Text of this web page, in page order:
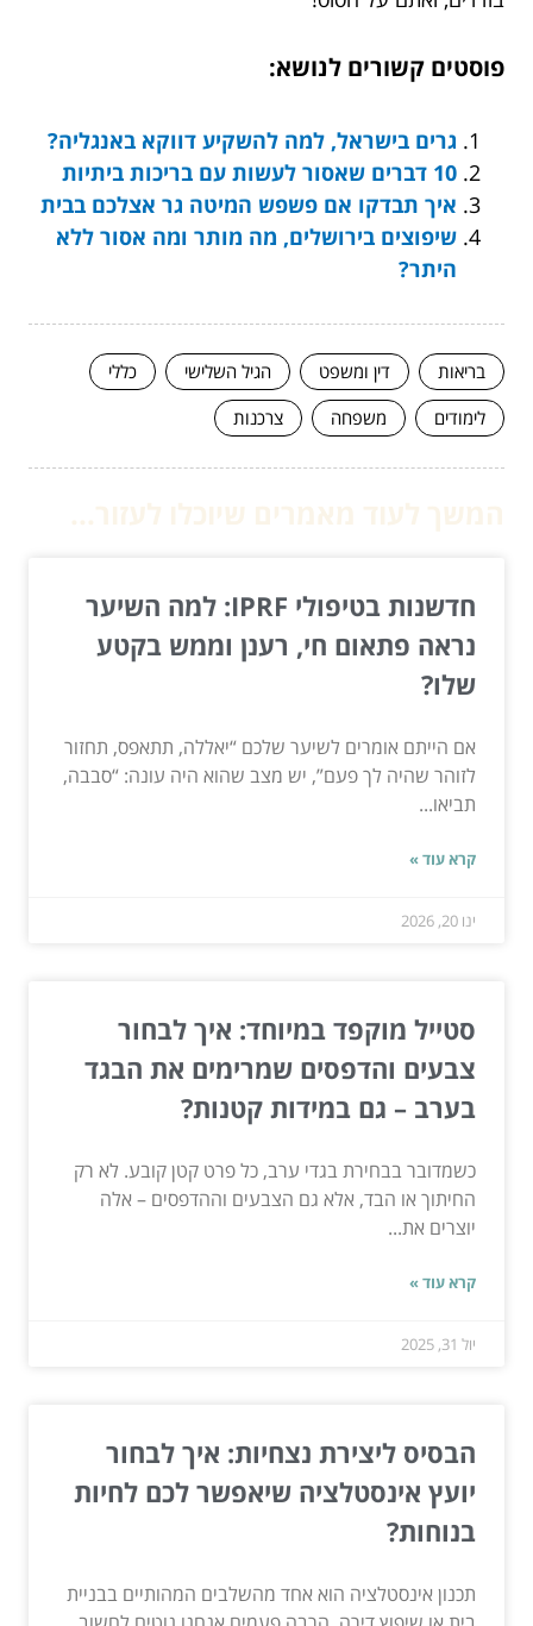
פוסטים קשורים לנושא:
גרים בישראל, למה להשקיע דווקא באנגליה?
10 דברים שאסור לעשות עם בריכות ביתיות
איך תבדקו אם פשפש המיטה גר אצלכם בבית
שיפוצים בירושלים, מה מותר ומה אסור ללא
היתר?
בריאות דין ומשפט הגיל השלישי
כללי
לימודים
משפחה צרכנות
חדשנות בטיפולי IPRF: למה השיער
נראה פתאום חי, רענן וממש בקטע
שלו?
אם הייתם אומרים לשיער שלכם “יאללה, תתאפס, תחזור
לזוהר שהיה לך פעם”, יש מצב שהוא היה עונה: “סבבה,
תביאו...
קרא עוד »
ינו 20, 2026
סטייל מוקפד במיוחד: איך לבחור
צבעים והדפסים שמרימים את הבגד
בערב – גם במידות קטנות?
כשמדובר בבחירת בגדי ערב, כל פרט קטן קובע. לא רק
החיתוך או הבד, אלא גם הצבעים וההדפסים – אלה
יוצרים את...
קרא עוד »
יול 31, 2025
הבסיס ליצירת נצחיות: איך לבחור
יועץ אינסטלציה שיאפשר לכם לחיות
בנוחות?
תכנון אינסטלציה הוא אחד מהשלבים המהותיים בבניית